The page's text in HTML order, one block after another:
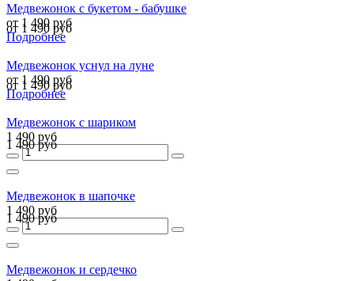
Медвежонок с букетом - бабушке
от 1 490 руб
от 1 490 руб
Подробнее
Медвежонок уснул на луне
от 1 490 руб
от 1 490 руб
Подробнее
Медвежонок с шариком
1 490 руб
1 490 руб
Медвежонок в шапочке
1 490 руб
1 490 руб
Медвежонок и сердечко